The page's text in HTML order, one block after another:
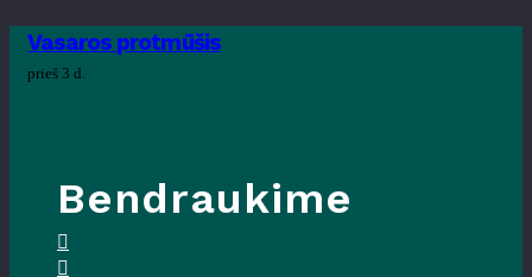
Vasaros protmūšis
prieš 3 d.
Bendraukime